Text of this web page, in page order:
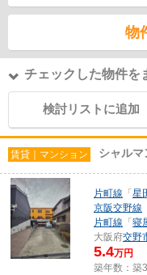
物
チェックした物件を
検討リストに追加
賃貸｜マンション シャルマ
片町線 「 星
京阪交野線
片町線 「 寝
大阪府交野
5.4万円
築年数：築